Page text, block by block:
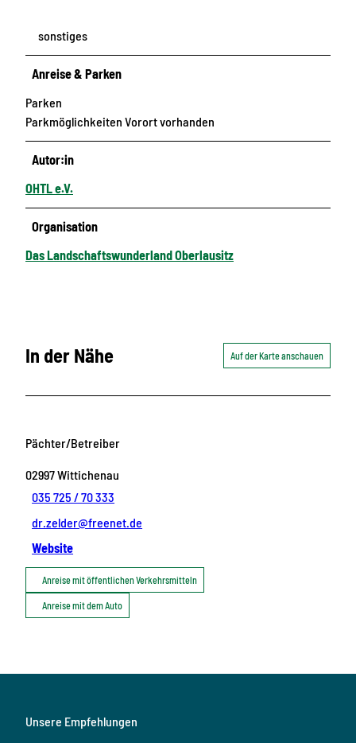
sonstiges
Anreise & Parken
Parken
Parkmöglichkeiten Vorort vorhanden
Autor:in
OHTL e.V.
Organisation
Das Landschaftswunderland Oberlausitz
In der Nähe Auf der Karte anschauen
Pächter/Betreiber
02997Wittichenau
035 725 / 70 333
dr.zelder@freenet.de
Website
Anreise mit öffentlichen Verkehrsmitteln
Anreise mit dem Auto
Unsere Empfehlungen